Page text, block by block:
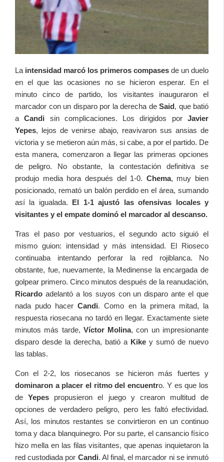
La intensidad marcó los primeros compases de un duelo
en el que las ocasiones no se hicieron esperar. En el
minuto cinco de partido, los visitantes inauguraron el
marcador con un disparo por la derecha de Said, que batió
aCandi sin complicaciones. Los dirigidos porJavier
Yepes, lejos de venirse abajo, reavivaron sus ansias de
victoria y se metieron aún más, si cabe, a por el partido. De
esta manera, comenzaron a llegar las primeras opciones
de peligro. No obstante, la contestación definitiva se
produjo media hora después del 1-0. Chema, muy bien
posicionado, remató un balón perdido en el área, sumando
así la igualada. El 1-1 ajustó las ofensivas locales y
visitantes y el empate dominó el marcador al descanso.
Tras el paso por vestuarios, el segundo acto siguió el
mismo guion: intensidad y más intensidad. El Rioseco
continuaba intentando perforar la red rojiblanca. No
obstante, fue, nuevamente, la Medinense la encargada de
golpear primero. Cinco minutos después de la reanudación,
Ricardo adelantó a los suyos con un disparo ante el que
nada pudo hacerCandi. Como en la primera mitad, la
respuesta riosecana no tardó en llegar. Exactamente siete
minutos más tarde, Víctor Molina, con un impresionante
disparo desde la derecha, batió a Kike y sumó de nuevo
las tablas.
Con el 2-2, los riosecanos se hicieron más fuertes y
dominaron a placer el ritmo del encuentro. Y es que los
deYepes propusieron el juego y crearon multitud de
opciones de verdadero peligro, pero les faltó efectividad.
Así, los minutos restantes se convirtieron en un continuo
toma y daca blanquinegro. Por su parte, el cansancio físico
hizo mella en las filas visitantes, que apenas inquietaron la
red custodiada por Candi. Al final, el marcador ni se inmutó